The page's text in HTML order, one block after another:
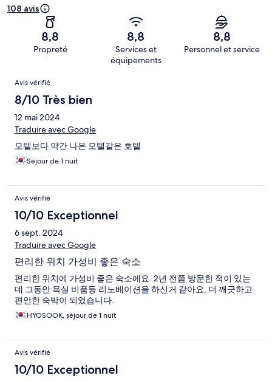
108 avis
8,8
Propreté
8,8
Services et
équipements
8,8
Personnel et service
Avis
Avis vérifié
8/10 Très bien
12 mai 2024
Traduire avec Google
모텔보다 약간 나은 모텔같은 호텔
Séjour de 1 nuit
Avis vérifié
10/10 Exceptionnel
6 sept. 2024
Traduire avec Google
편리한 위치 가성비 좋은 숙소
편리한 위치에 가성비 좋은 숙소에요. 2년 전쯤 방문한 적이 있는
데 그동안 욕실 비품등 리노베이션을 하신거 같아요, 더 깨긋하고
편안한 숙박이 되었습니다.
HYOSOOK, séjour de 1 nuit
Avis vérifié
10/10 Exceptionnel